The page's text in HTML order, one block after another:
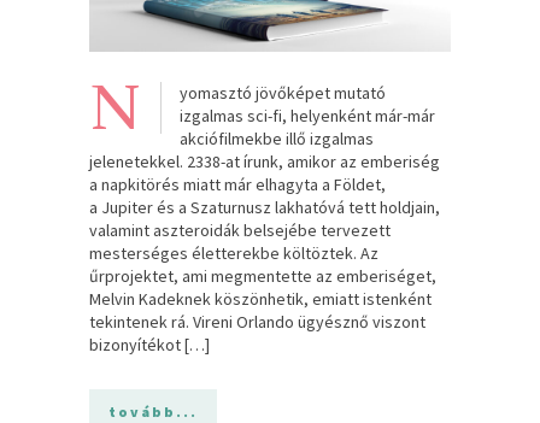
N
yomasztó jövőképet mutató
izgalmas sci-fi, helyenként már-már
akciófilmekbe illő izgalmas
jelenetekkel. 2338-at írunk, amikor az emberiség
a napkitörés miatt már elhagyta a Földet,
a Jupiter és a Szaturnusz lakhatóvá tett holdjain,
valamint aszteroidák belsejébe tervezett
mesterséges életterekbe költöztek. Az
űrprojektet, ami megmentette az emberiséget,
Melvin Kadeknek köszönhetik, emiatt istenként
tekintenek rá. Vireni Orlando ügyésznő viszont
bizonyítékot […]
tovább...